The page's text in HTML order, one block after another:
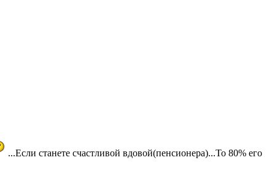
...Если станете счастливой вдовой(пенсионера)...То 80% его